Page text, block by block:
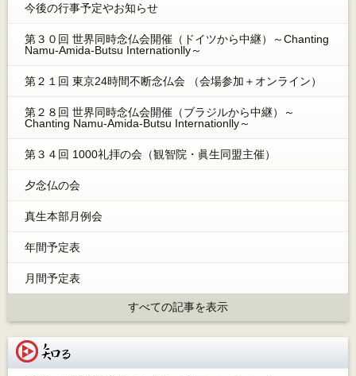
今後の行事予定やお知らせ
第３０回 世界同時念仏会開催（ドイツから中継）～Chanting
Namu-Amida-Butsu Internationlly～
第２１回 東京24時間不断念仏会 （会場参加＋オンライン）
第２８回 世界同時念仏会開催（ブラジルから中継）～
Chanting Namu-Amida-Butsu Internationlly～
第３４回 1000礼拝の会（観智院・眞生同盟主催）
夕念仏の会
真生本部月例会
年間予定表
月間予定表
すべての記事を表示